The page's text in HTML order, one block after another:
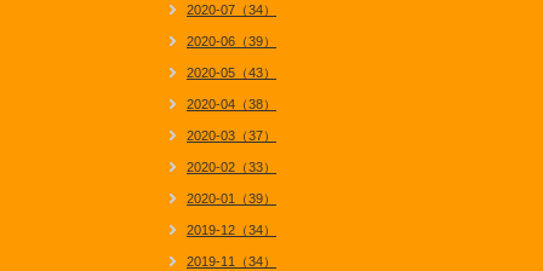
2020-07（34）
2020-06（39）
2020-05（43）
2020-04（38）
2020-03（37）
2020-02（33）
2020-01（39）
2019-12（34）
2019-11（34）